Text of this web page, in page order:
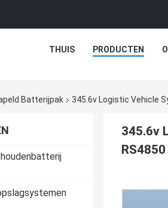
THUIS PRODUCTEN
Batterijpak 345.6v Logistic Vehicle
345.6v
RS4850